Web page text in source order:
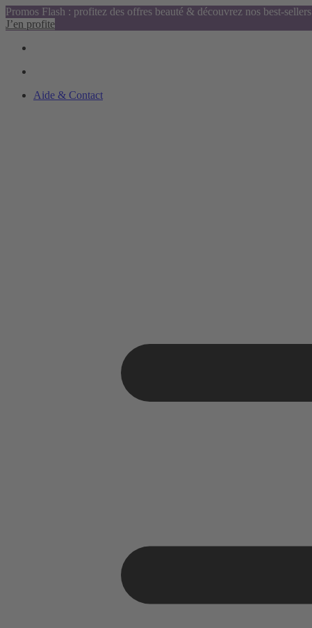
Promos Flash : profitez des offres beauté & découvrez nos best-sellers
J’en profite
Aide & Contact